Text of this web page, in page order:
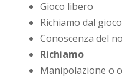
Gioco libero
Richiamo dal
Conoscenza del
Richiamo
Manipolazione o